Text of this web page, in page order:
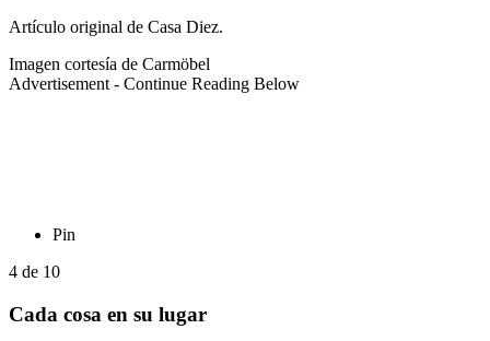
Artículo original de Casa Diez.
Imagen cortesía de Carmöbel
Advertisement - Continue Reading Below
Pin
4 de 10
Cada cosa en su lugar